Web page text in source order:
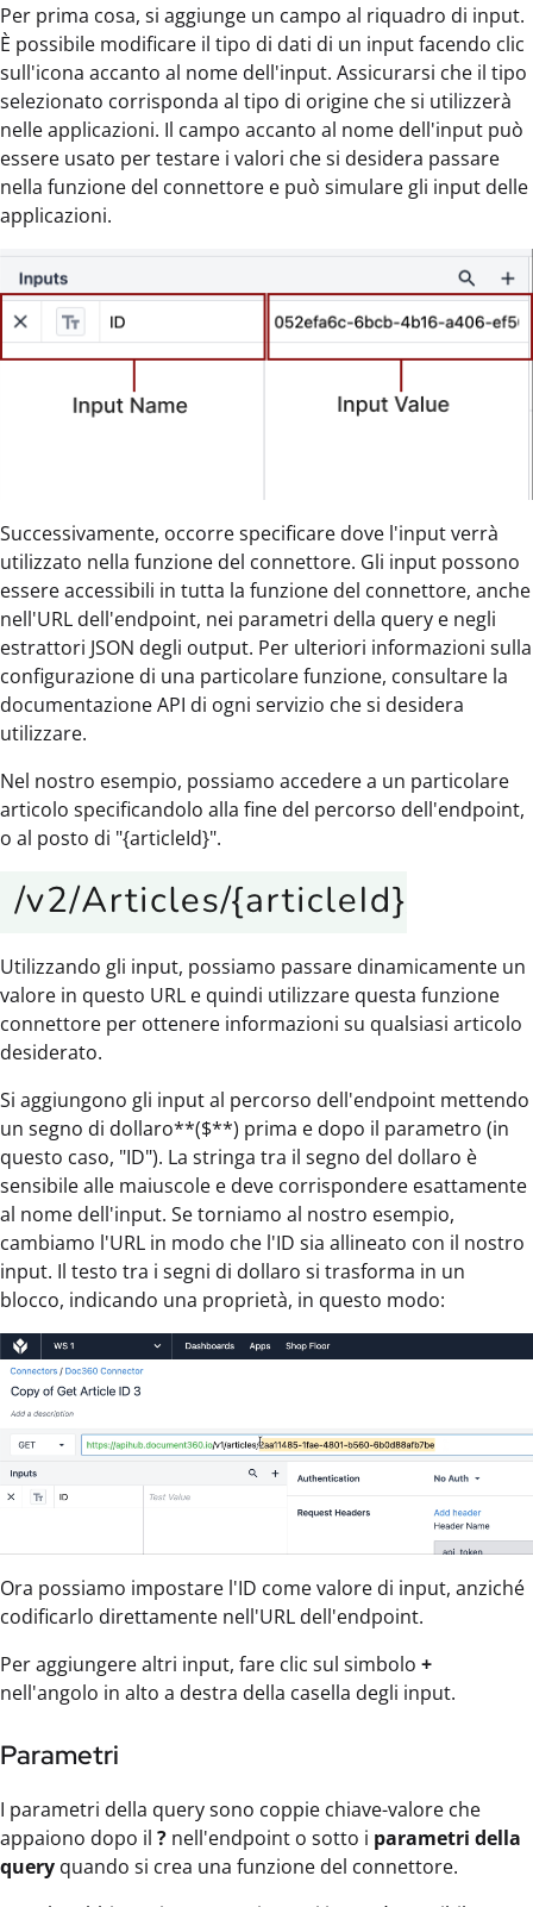
Per prima cosa, si aggiunge un campo al riquadro di input.
È possibile modificare il tipo di dati di un input facendo clic
sull'icona accanto al nome dell'input. Assicurarsi che il tipo
selezionato corrisponda al tipo di origine che si utilizzerà
nelle applicazioni. Il campo accanto al nome dell'input può
essere usato per testare i valori che si desidera passare
nella funzione del connettore e può simulare gli input delle
applicazioni.
Successivamente, occorre specificare dove l'input verrà
utilizzato nella funzione del connettore. Gli input possono
essere accessibili in tutta la funzione del connettore, anche
nell'URL dell'endpoint, nei parametri della query e negli
estrattori JSON degli output. Per ulteriori informazioni sulla
configurazione di una particolare funzione, consultare la
documentazione API di ogni servizio che si desidera
utilizzare.
Nel nostro esempio, possiamo accedere a un particolare
articolo specificandolo alla fine del percorso dell'endpoint,
o al posto di "{articleId}".
Utilizzando gli input, possiamo passare dinamicamente un
valore in questo URL e quindi utilizzare questa funzione
connettore per ottenere informazioni su qualsiasi articolo
desiderato.
Si aggiungono gli input al percorso dell'endpoint mettendo
un segno di dollaro**($**) prima e dopo il parametro (in
questo caso, "ID"). La stringa tra il segno del dollaro è
sensibile alle maiuscole e deve corrispondere esattamente
al nome dell'input. Se torniamo al nostro esempio,
cambiamo l'URL in modo che l'ID sia allineato con il nostro
input. Il testo tra i segni di dollaro si trasforma in un
blocco, indicando una proprietà, in questo modo:
Ora possiamo impostare l'ID come valore di input, anziché
codificarlo direttamente nell'URL dell'endpoint.
Per aggiungere altri input, fare clic sul simbolo +
nell'angolo in alto a destra della casella degli input.
Parametri
I parametri della query sono coppie chiave-valore che
appaiono dopo il ? nell'endpoint o sotto i parametri della
query quando si crea una funzione del connettore.